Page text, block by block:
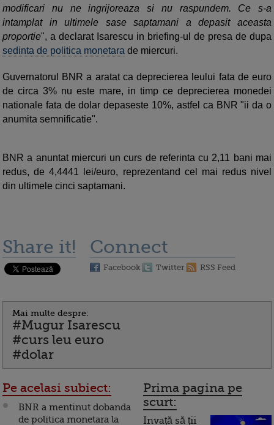
modificari nu ne ingrijoreaza si nu raspundem. Ce s-a
intamplat in ultimele sase saptamani a depasit aceasta
proportie", a declarat Isarescu in briefing-ul de presa de dupa
sedinta de politica monetara de miercuri.
Guvernatorul BNR a aratat ca deprecierea leului fata de euro
de circa 3% nu este mare, in timp ce deprecierea monedei
nationale fata de dolar depaseste 10%, astfel ca BNR "ii da o
anumita semnificatie".
BNR a anuntat miercuri un curs de referinta cu 2,11 bani mai
redus, de 4,4441 lei/euro, reprezentand cel mai redus nivel
din ultimele cinci saptamani.
Share it! Connect
Facebook Twitter RSS Feed
Mai multe despre:
#Mugur Isarescu
#curs leu euro
#dolar
Pe acelasi subiect:
BNR a mentinut dobanda
de politica monetara la
Prima pagina pe
scurt:
Invață să ții